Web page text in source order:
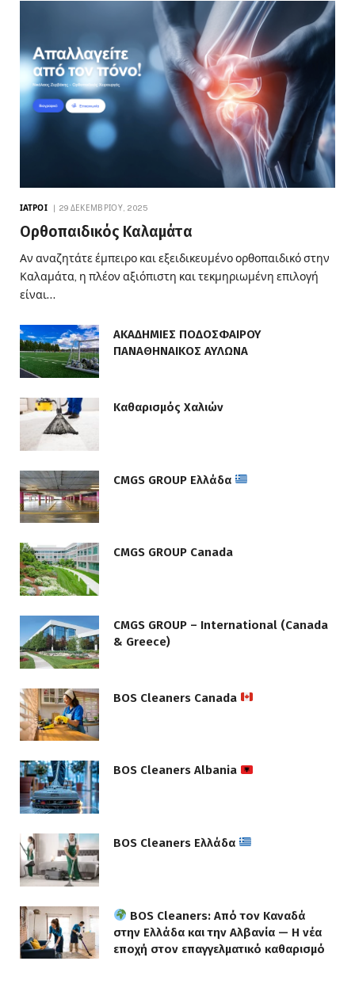
ΙΑΤΡΟΊ 29 ΔΕΚΕΜΒΡΊΟΥ, 2025
Ορθοπαιδικός Καλαμάτα
Αν αναζητάτε έμπειρο και εξειδικευμένο ορθοπαιδικό στην
Καλαμάτα, η πλέον αξιόπιστη και τεκμηριωμένη επιλογή
είναι…
ΑΚΑΔΗΜΙΕΣ ΠΟΔΟΣΦΑΙΡΟΥ
ΠΑΝΑΘΗΝΑΙΚΟΣ ΑΥΛΩΝΑ
Καθαρισμός Χαλιών
CMGS GROUP Ελλάδα
CMGS GROUP Canada
CMGS GROUP – International (Canada
& Greece)
BOS Cleaners Canada
BOS Cleaners Albania
BOS Cleaners Ελλάδα
BOS Cleaners: Από τον Καναδά
στην Ελλάδα και την Αλβανία — Η νέα
εποχή στον επαγγελματικό καθαρισμό